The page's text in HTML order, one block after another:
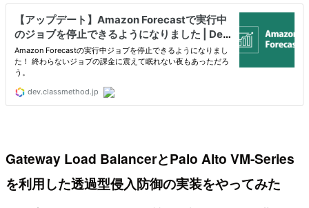
Gateway Load BalancerとPalo Alto VM-Series
を利用した透過型侵入防御の実装をやってみた